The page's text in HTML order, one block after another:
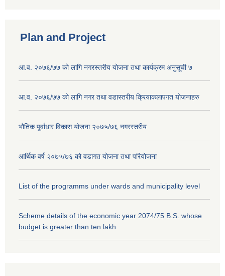
Plan and Project
आ.व. २०७६/७७ को लागि नगरस्तरीय योजना तथा कार्यक्रम अनुसूची ७
आ.व. २०७६/७७ को लागि नगर तथा वडास्तरीय क्रियाकलापगत योजनाहरु
भौतिक पूर्वाधार विकास योजना २०७५/७६ नगरस्तरीय
आर्थिक वर्ष २०७५/७६ को वडागत योजना तथा परियोजना
List of the programms under wards and municipality level
Scheme details of the economic year 2074/75 B.S. whose
budget is greater than ten lakh